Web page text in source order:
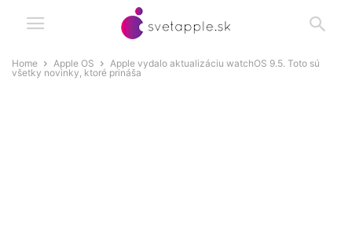
Home Apple OS
Apple vydalo aktualizáciu watchOS 9.5. Toto sú
všetky novinky, ktoré prináša